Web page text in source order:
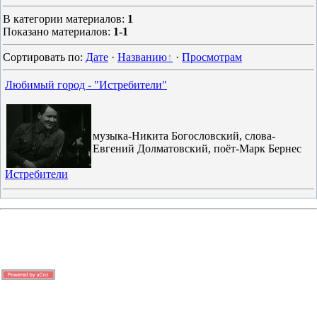
В категории материалов: 1
Показано материалов: 1-1
Сортировать по: Дате · Названию · Просмотрам
Любимый город - "Истребители"
музыка-Никита Богословский, слова-
Евгений Долматовский, поёт-Марк Бернес
Истребители